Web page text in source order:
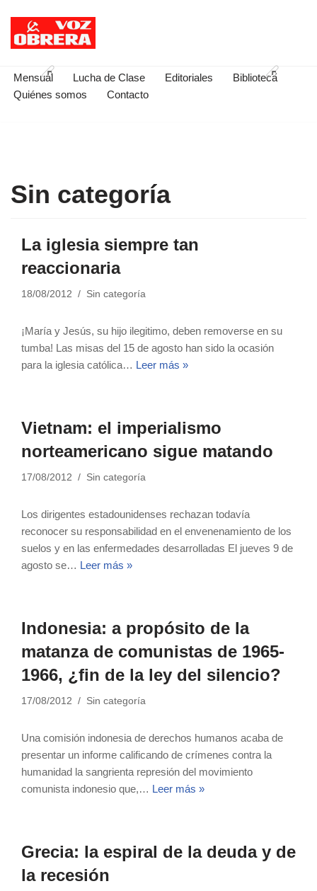
Saltar
contenido
Mensual Lucha de Clase Editoriales
Biblioteca
Quiénes somos
Contacto
Sin categoría
La iglesia siempre tan
reaccionaria
18/08/2012 Sin categoría
¡María y Jesús, su hijo ilegitimo, deben removerse en su
tumba! Las misas del 15 de agosto han sido la ocasión
para la iglesia católica… Leer más »
Vietnam: el imperialismo
norteamericano sigue matando
17/08/2012 Sin categoría
Los dirigentes estadounidenses rechazan todavía
reconocer su responsabilidad en el envenenamiento de los
suelos y en las enfermedades desarrolladas El jueves 9 de
agosto se… Leer más »
Indonesia: a propósito de la
matanza de comunistas de 1965-
1966, ¿fin de la ley del silencio?
17/08/2012 Sin categoría
Una comisión indonesia de derechos humanos acaba de
presentar un informe calificando de crímenes contra la
humanidad la sangrienta represión del movimiento
comunista indonesio que,… Leer más »
Grecia: la espiral de la deuda y de
la recesión